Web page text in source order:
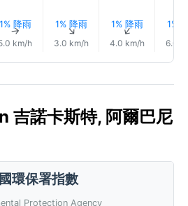
1% 降雨
↑
km/h
1% 降雨
↑
3.0 km/h
1% 降雨
↑
4.0 km/h
1%
6.0
吉諾卡斯特, 阿爾巴尼
環保署指數
Protection Agency